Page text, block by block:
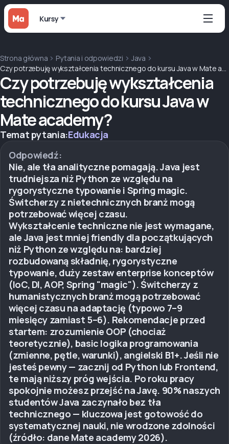
Kursy
Strona główna Pytania i odpowiedzi
Java
Czy potrzebuję wykształcenia technicznego do kursu Java w Mate academy?
Czy potrzebuję wykształcenia
technicznego do kursu Java w
Mate academy?
Temat pytania:Edukacja
Odpowiedź:
Nie, ale tła analityczne pomagają. Java jest
trudniejsza niż Python ze względu na
rygorystyczne typowanie i Spring magic.
Świtcherzy z nietechnicznych branż mogą
potrzebować więcej czasu.
Wykształcenie techniczne nie jest wymagane,
ale Java jest mniej friendly dla początkujących
niż Python ze względu na: bardziej
rozbudowaną składnię, rygorystyczne
typowanie, duży zestaw enterprise konceptów
(IoC, DI, AOP, Spring "magic"). Świtcherzy z
humanistycznych branż mogą potrzebować
więcej czasu na adaptację (typowo 7–9
miesięcy zamiast 5–6). Rekomendacje przed
startem: zrozumienie OOP (chociaż
teoretycznie), basic logika programowania
(zmienne, pętle, warunki), angielski B1+. Jeśli nie
jesteś pewny — zacznij od Python lub Frontend,
te mają niższy próg wejścia. Po roku pracy
spokojnie możesz przejść na Javę. 90% naszych
studentów Java zaczynało bez tła
technicznego — kluczowa jest gotowość do
systematycznej nauki, nie wrodzone zdolności
(źródło: dane Mate academy 2026).